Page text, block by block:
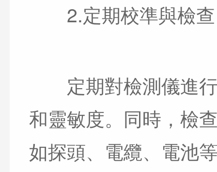
2.定期校準與檢
定期對檢測儀進行
和靈敏度。同時，檢
如探頭、電纜、電池